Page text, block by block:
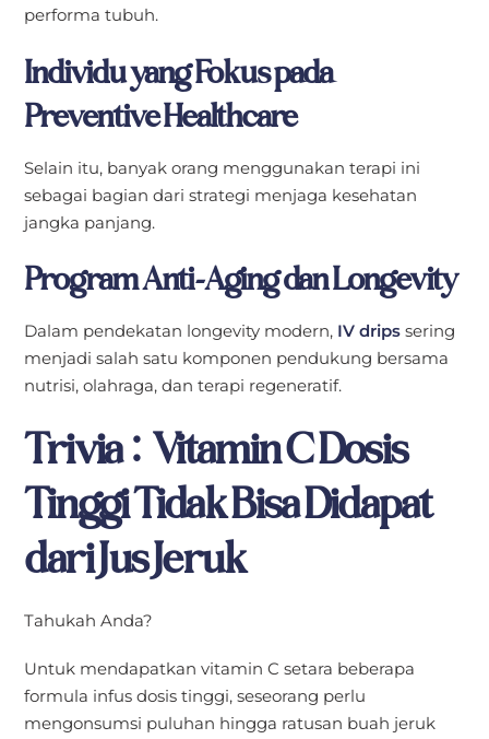
performa tubuh.
Individu yang Fokus pada
Preventive Healthcare
Selain itu, banyak orang menggunakan terapi ini
sebagai bagian dari strategi menjaga kesehatan
jangka panjang.
Program Anti-Aging dan Longevity
Dalam pendekatan longevity modern, IV drips sering
menjadi salah satu komponen pendukung bersama
nutrisi, olahraga, dan terapi regeneratif.
Trivia: Vitamin C Dosis
Tinggi Tidak Bisa Didapat
dari Jus Jeruk
Tahukah Anda?
Untuk mendapatkan vitamin C setara beberapa
formula infus dosis tinggi, seseorang perlu
mengonsumsi puluhan hingga ratusan buah jeruk